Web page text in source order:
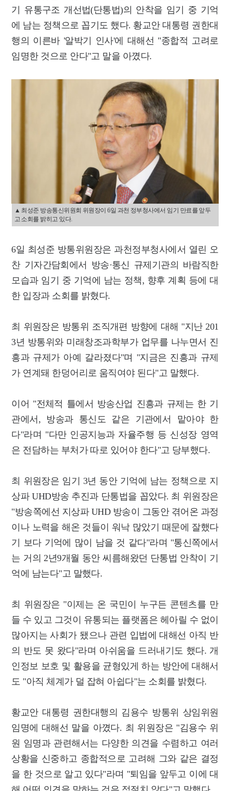
기 유통구조 개선법(단통법)의 안착을 임기 중 기억
에 남는 정책으로 꼽기도 했다. 황교안 대통령 권한대
행의 이른바 '알박기 인사'에 대해선 "종합적 고려로
임명한 것으로 안다"고 말을 아꼈다.
▲ 최성준 방송통신위원회 위원장이 6일 과천 정부청사에서 임기 만료를 앞두
고 소회를 밝히고 있다.
6일 최성준 방통위원장은 과천정부청사에서 열린 오
찬 기자간담회에서 방송·통신 규제기관의 바람직한
모습과 임기 중 기억에 남는 정책, 향후 계획 등에 대
한 입장과 소회를 밝혔다.
최 위원장은 방통위 조직개편 방향에 대해 "지난 201
3년 방통위와 미래창조과학부가 업무를 나누면서 진
흥과 규제가 아예 갈라졌다"며 "지금은 진흥과 규제
가 연계돼 한덩어리로 움직여야 된다"고 말했다.
이어 "전체적 틀에서 방송산업 진흥과 규제는 한 기
관에서, 방송과 통신도 같은 기관에서 맡아야 한
다"라며 "다만 인공지능과 자율주행 등 신성장 영역
은 전담하는 부처가 따로 있어야 한다"고 당부했다.
최 위원장은 임기 3년 동안 기억에 남는 정책으로 지
상파 UHD방송 추진과 단통법을 꼽았다. 최 위원장은
"방송쪽에선 지상파 UHD 방송이 그동안 겪어온 과정
이나 노력을 해온 것들이 워낙 많았기 때문에 잘했다
기 보다 기억에 많이 남을 것 같다"라며 "통신쪽에서
는 거의 2년9개월 동안 씨름해왔던 단통법 안착이 기
억에 남는다"고 말했다.
최 위원장은 "이제는 온 국민이 누구든 콘텐츠를 만
들 수 있고 그것이 유통되는 플랫폼은 헤아릴 수 없이
많아지는 사회가 됐으나 관련 입법에 대해선 아직 반
의 반도 못 왔다"라며 아쉬움을 드러내기도 했다. 개
인정보 보호 및 활용을 균형있게 하는 방안에 대해서
도 "아직 체계가 덜 잡혀 아쉽다"는 소회를 밝혔다.
황교안 대통령 권한대행의 김용수 방통위 상임위원
임명에 대해선 말을 아꼈다. 최 위원장은 "김용수 위
원 임명과 관련해서는 다양한 의견을 수렴하고 여러
상황을 신중하고 종합적으로 고려해 그와 같은 결정
을 한 것으로 알고 있다"라며 "퇴임을 앞두고 이에 대